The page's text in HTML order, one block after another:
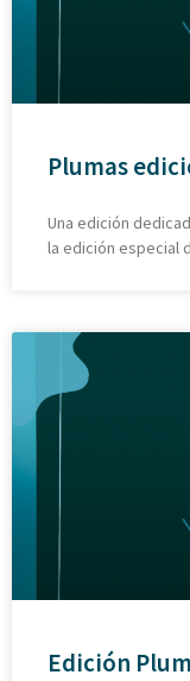
Plumas
Una edición
la edición especial
Edición